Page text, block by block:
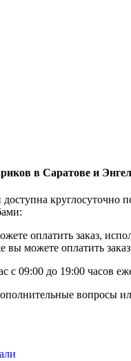
в Саратове и
доступна
оплатить заказ,
вы можете оплатить
с 09:00 до 19:00 часов
вопросы